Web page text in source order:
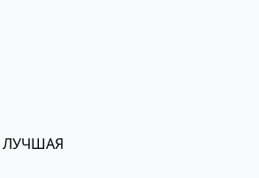
ЛУЧШАЯ